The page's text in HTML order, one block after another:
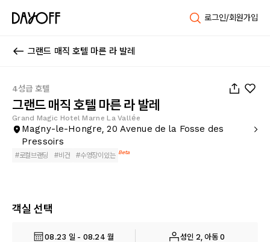
로그인/회원가입
그랜드 매직 호텔 마른 라 발레
4성급 호텔
그랜드 매직 호텔 마른 라 발레
Grand Magic Hotel Marne La Vallée
Magny-le-Hongre, 20 Avenue de la Fosse des
Pressoirs
#로컬브랜딩 #비건 #수영장이있는 Beta
객실 선택
08.23 일 - 08.24 월 성인 2, 아동 0